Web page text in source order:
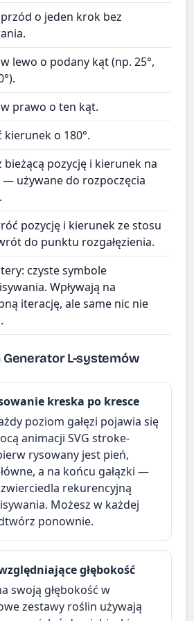
o jeden krok bez
lewo o podany kąt (np. 25°,
prawo o ten kąt.
kierunek o 180°.
bieżącą pozycję i kierunek na
— używane do rozpoczęcia
pozycję i kierunek ze stosu
do punktu rozgałęzienia.
czyste symbole
Wpływają na
iterację, ale same nic nie
Generator L-systemów
kreska po kresce
poziom gałęzi pojawia się
animacji SVG stroke-
rysowany jest pień,
a na końcu gałązki —
rekurencyjną
Możesz w każdej
ponownie.
głębokość
swoją głębokość w
zestawy roślin używają